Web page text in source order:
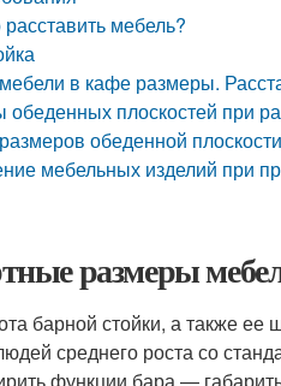
расставить мебель?
в кафе размеры.
плоскостей при
обеденной
мебельных изделий при
размеры
барной стойки, а также
среднего роста со